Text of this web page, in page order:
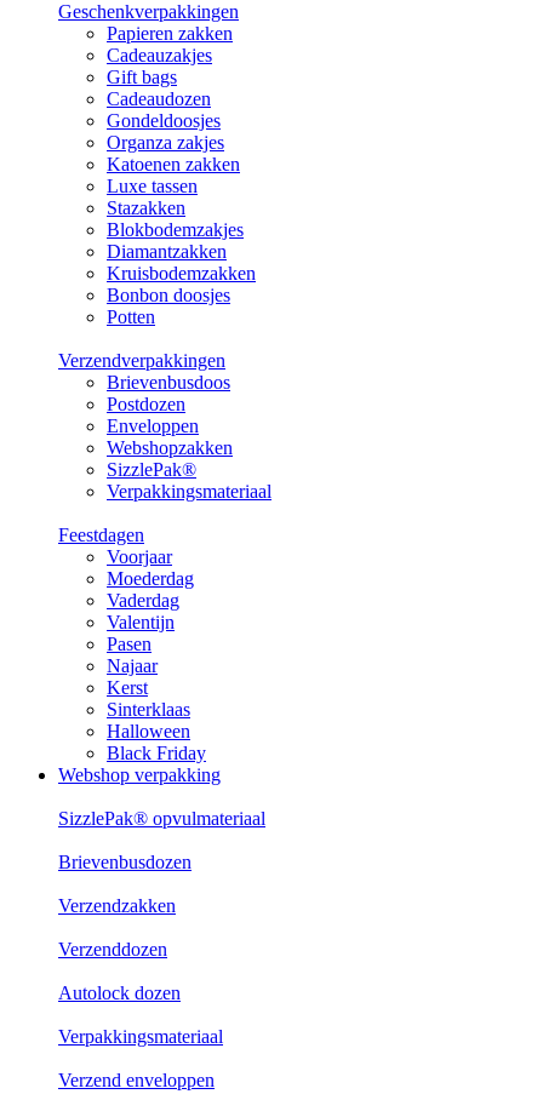
Geschenkverpakkingen
Papieren zakken
Cadeauzakjes
Gift bags
Cadeaudozen
Gondeldoosjes
Organza zakjes
Katoenen zakken
Luxe tassen
Stazakken
Blokbodemzakjes
Diamantzakken
Kruisbodemzakken
Bonbon doosjes
Potten
Verzendverpakkingen
Brievenbusdoos
Postdozen
Enveloppen
Webshopzakken
SizzlePak®
Verpakkingsmateriaal
Feestdagen
Voorjaar
Moederdag
Vaderdag
Valentijn
Pasen
Najaar
Kerst
Sinterklaas
Halloween
Black Friday
Webshop verpakking
SizzlePak® opvulmateriaal
Brievenbusdozen
Verzendzakken
Verzenddozen
Autolock dozen
Verpakkingsmateriaal
Verzend enveloppen